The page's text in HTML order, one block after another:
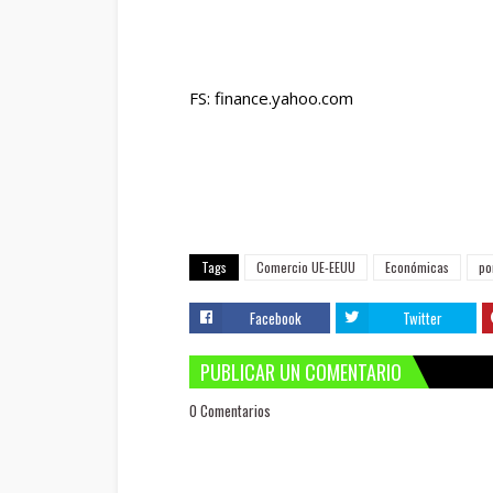
FS: finance.yahoo.com
Tags Comercio UE-EEUU Económicas
Facebook Twitter
PUBLICAR UN COMENTARIO
0 Comentarios